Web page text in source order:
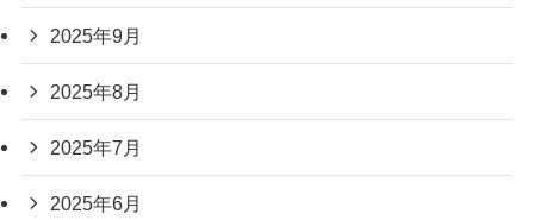
2025年9月
2025年8月
2025年7月
2025年6月